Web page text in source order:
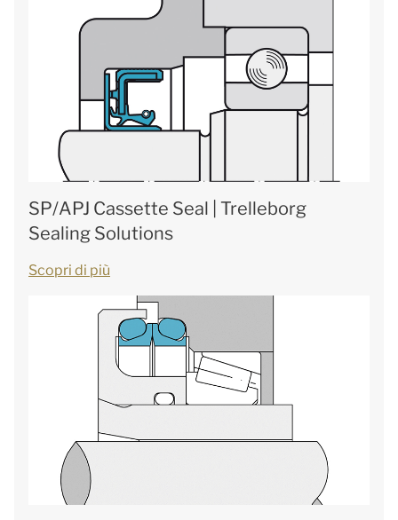
SP/APJ Cassette Seal | Trelleborg
Sealing Solutions
Scopri di più